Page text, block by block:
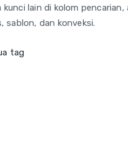
lain di kolom
sablon, dan konveksi.
tag